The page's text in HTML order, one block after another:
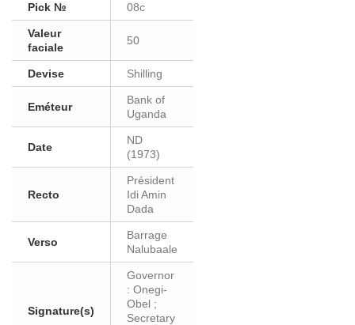
Pick № 08c
Valeur
faciale
50
Devise Shilling
Eméteur
Bank of
Uganda
Date
ND
(1973)
Recto
Président
Idi Amin
Dada
Verso
Barrage
Nalubaale
Signature(s)
Governor
: Onegi-
Obel ;
Secretary